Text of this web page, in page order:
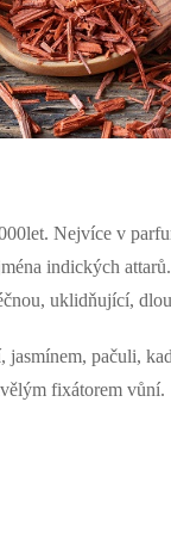
Nejvíce v
indických
uklidňující,
jasmínem, pačuli,
fixátorem vůní.